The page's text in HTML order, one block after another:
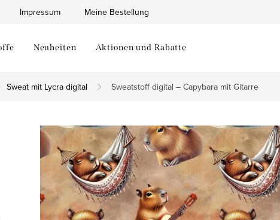
Impressum Meine Bestellung
Neuheiten Aktionen und Rabatte
Sweat mit Lycra digital Sweatstoff digital – Capybara mit Gitarre